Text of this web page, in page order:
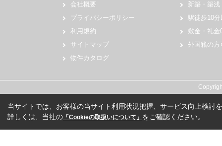
会社概要
プライバシーポリシー
利用規約
サイトマップ
物件カタログ
新築・築浅
駅徒歩10分
敷金・礼金
外国籍の方
当サイトでは、お客様の当サイト利用状況把握、サービス向上検討
詳しくは、当社の 「Cookieの取扱いについて」 をご確認ください。